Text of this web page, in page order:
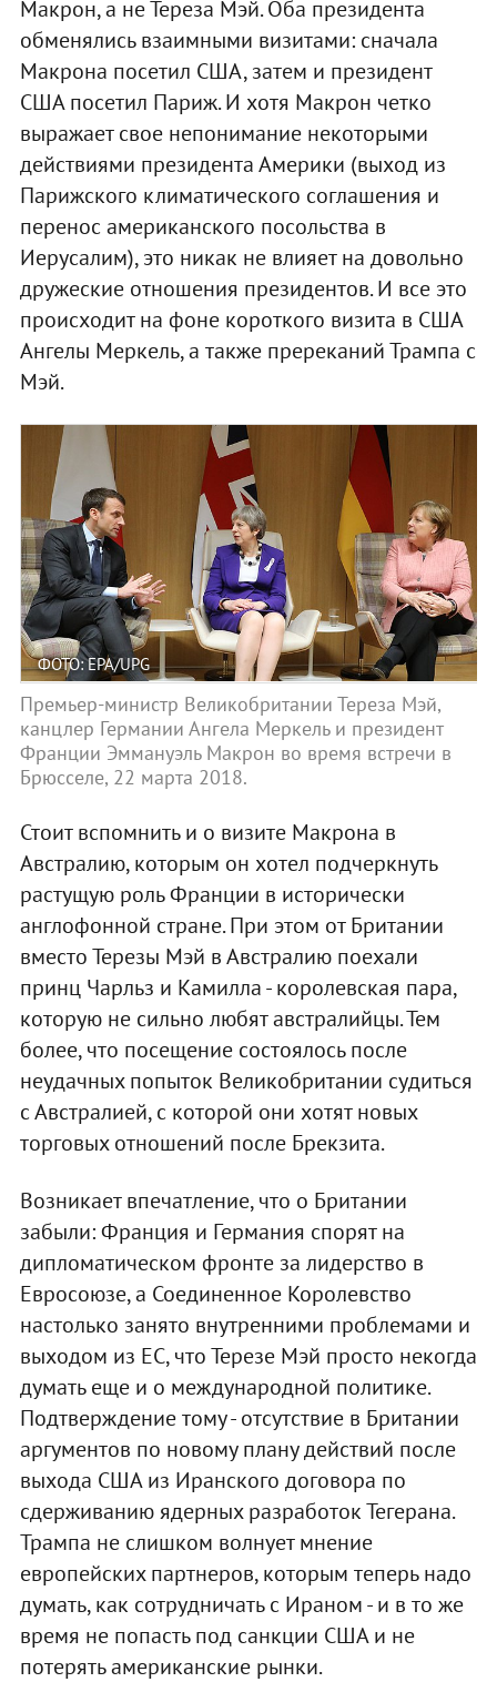
Макрон, а не Тереза Мэй. Оба президента
обменялись взаимными визитами: сначала
Макрона посетил США, затем и президент
США посетил Париж. И хотя Макрон четко
выражает свое непонимание некоторыми
действиями президента Америки (выход из
Парижского климатического соглашения и
перенос американского посольства в
Иерусалим), это никак не влияет на довольно
дружеские отношения президентов. И все это
происходит на фоне короткого визита в США
Ангелы Меркель, а также пререканий Трампа с
Мэй.
ФОТО: EPA/UPG
Премьер-министр Великобритании Тереза Мэй,
канцлер Германии Ангела Меркель и президент
Франции Эммануэль Макрон во время встречи в
Брюсселе, 22 марта 2018.
Стоит вспомнить и о визите Макрона в
Австралию, которым он хотел подчеркнуть
растущую роль Франции в исторически
англофонной стране. При этом от Британии
вместо Терезы Мэй в Австралию поехали
принц Чарльз и Камилла - королевская пара,
которую не сильно любят австралийцы. Тем
более, что посещение состоялось после
неудачных попыток Великобритании судиться
с Австралией, с которой они хотят новых
торговых отношений после Брекзита.
Возникает впечатление, что о Британии
забыли: Франция и Германия спорят на
дипломатическом фронте за лидерство в
Евросоюзе, а Соединенное Королевство
настолько занято внутренними проблемами и
выходом из ЕС, что Терезе Мэй просто некогда
думать еще и о международной политике.
Подтверждение тому - отсутствие в Британии
аргументов по новому плану действий после
выхода США из Иранского договора по
сдерживанию ядерных разработок Тегерана.
Трампа не слишком волнует мнение
европейских партнеров, которым теперь надо
думать, как сотрудничать с Ираном - и в то же
время не попасть под санкции США и не
потерять американские рынки.